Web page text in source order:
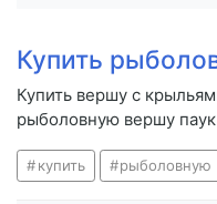
Купить
Купить вершу с
рыболовную вершу паук
купить рыболовную